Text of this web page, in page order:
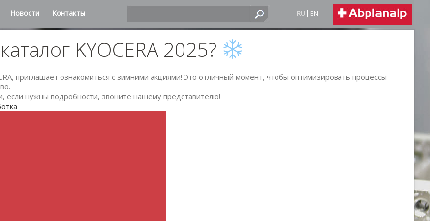
RU EN
Новости Контакты
KYOCERA 2025?
приглашает ознакомиться с зимними акциями! Это отличный момент, чтобы оптимизировать процессы
если нужны подробности, звоните нашему представителю!